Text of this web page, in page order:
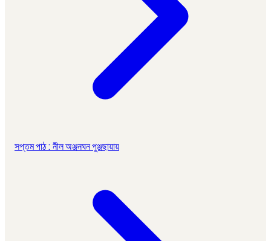
সপ্তম পাঠ : নীল অঞ্জনঘন পুঞ্জছায়ায়